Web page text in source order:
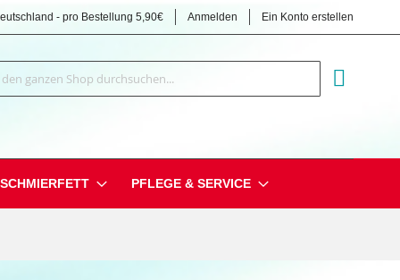
- pro Bestellung 5,90€ Anmelden Ein Konto erstellen
Suche
SCHMIERFETT PFLEGE & SERVICE